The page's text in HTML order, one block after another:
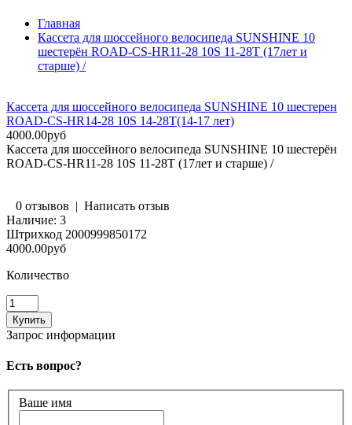
Главная
Кассета для шоссейного велосипеда SUNSHINE 10
шестерён ROAD-CS-HR11-28 10S 11-28T (17лет и
старше) /
Кассета для шоссейного велосипеда SUNSHINE 10 шестерен
ROAD-CS-HR14-28 10S 14-28T(14-17 лет)
4000.00руб
Кассета для шоссейного велосипеда SUNSHINE 10 шестерён
ROAD-CS-HR11-28 10S 11-28T (17лет и старше) /
0 отзывов | Написать отзыв
Наличие: 3
Штрихкод 2000999850172
4000.00руб
Количество
Запрос информации
Есть вопрос?
Ваше имя